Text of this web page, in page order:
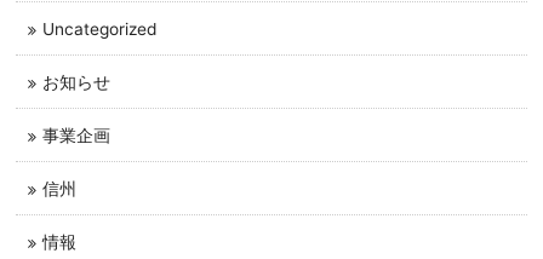
Uncategorized
お知らせ
事業企画
信州
情報